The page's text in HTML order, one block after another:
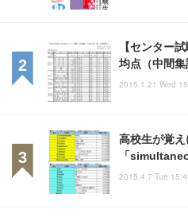
【センター
均点（中間
2015.1.21 Wed
高校生が覚
「
2015.4.7 Tue